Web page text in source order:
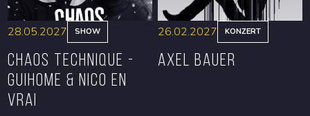
28.05.2027 SHOW
CHAOS TECHNIQUE -
GUIHOME & NICO EN
VRAI
26.02.2027 KONZERT
Axel Bauer